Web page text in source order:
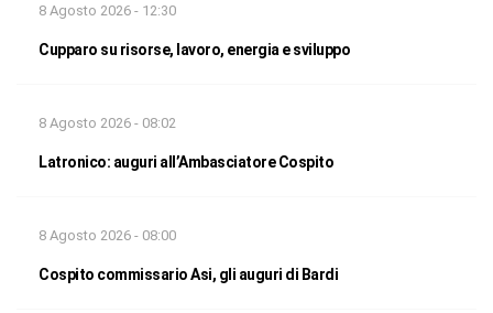
8 Agosto 2026 - 12:30
Cupparo su risorse, lavoro, energia e sviluppo
8 Agosto 2026 - 08:02
Latronico: auguri all’Ambasciatore Cospito
8 Agosto 2026 - 08:00
Cospito commissario Asi, gli auguri di Bardi